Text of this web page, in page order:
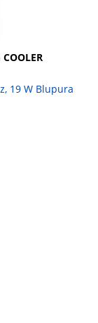
19 W Blupura